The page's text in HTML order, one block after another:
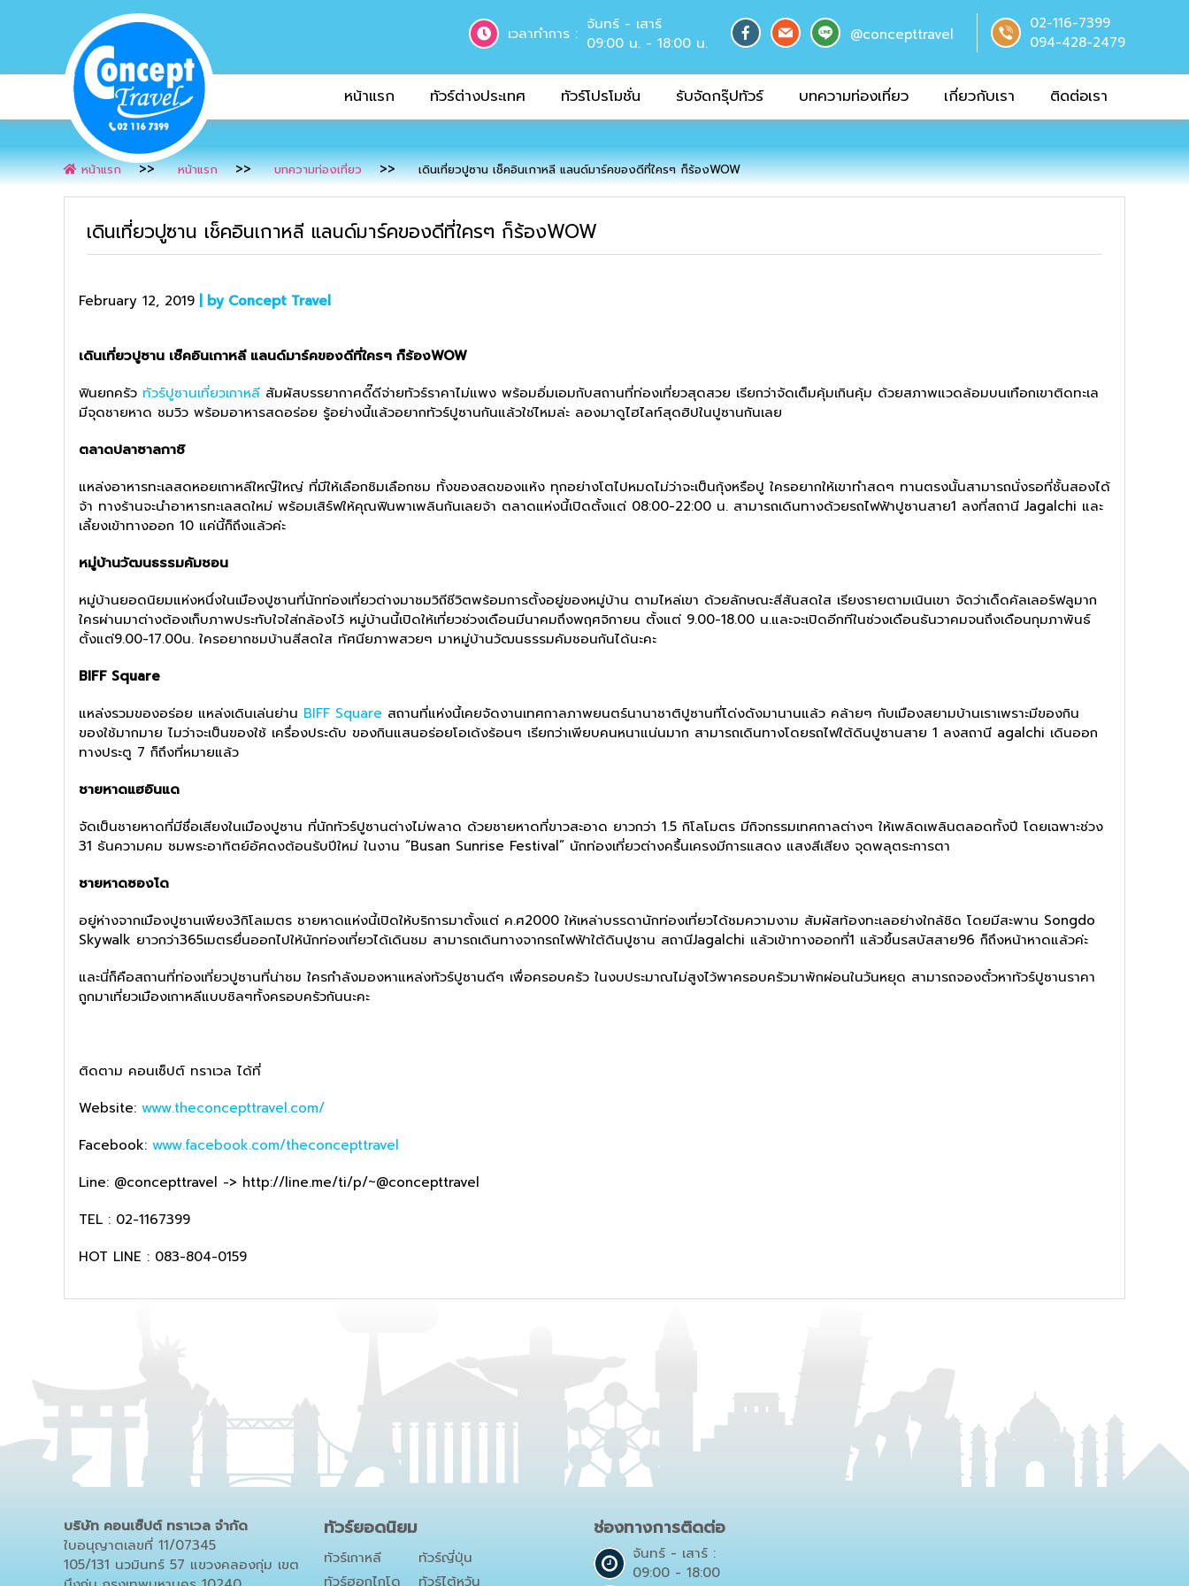
เวลาทำการ : จันทร์ - เสาร์
09:00 น. - 18:00 น.
@concepttravel
02-116-7399
094-428-2479
หน้าแรก ทัวร์ต่างประเทศ ทัวร์โปรโมชั่น รับจัดกรุ๊ปทัวร์ บทความท่องเที่ยว เกี่ยวกับเรา ติดต่อเรา
หน้าแรก หน้าแรก บทความท่องเที่ยว เดินเที่ยวปูซาน เช็คอินเกาหลี แลนด์มาร์คของดีที่ใครๆ ก็ร้องWOW
เดินเที่ยวปูซาน เช็คอินเกาหลี แลนด์มาร์คของดีที่ใครๆ ก็ร้องWOW
February 12, 2019 | by Concept Travel
เดินเที่ยวปูซาน เช็คอินเกาหลี แลนด์มาร์คของดีที่ใครๆ ก็ร้องWOW
ฟินยกครัว ทัวร์ปูซานเที่ยวเกาหลี สัมผัสบรรยากาศดี๊ดีจ่ายทัวร์ราคาไม่แพง พร้อมอิ่มเอมกับสถานที่ท่องเที่ยวสุดสวย เรียกว่าจัดเต็มคุ้มเกินคุ้ม ด้วยสภาพแวดล้อมบนเทือกเขาติดทะเล
มีจุดชายหาด ชมวิว พร้อมอาหารสดอร่อย รู้อย่างนี้แล้วอยากทัวร์ปูซานกันแล้วใช่ไหมล่ะ ลองมาดูไฮไลท์สุดฮิปในปูซานกันเลย
ตลาดปลาซาลกาชิ
แหล่งอาหารทะเลสดหอยเกาหลีใหญ๊ใหญ่ ที่มีให้เลือกชิมเลือกชม ทั้งของสดของแห้ง ทุกอย่างโตไปหมดไม่ว่าจะเป็นกุ้งหรือปู ใครอยากให้เขาทำสดๆ ทานตรงนั้นสามารถนั่งรอที่ชั้นสองได้
จ้า ทางร้านจะนำอาหารทะเลสดใหม่ พร้อมเสิร์ฟให้คุณฟินพาเพลินกันเลยจ้า ตลาดแห่งนี้เปิดตั้งแต่ 08:00-22:00 น. สามารถเดินทางด้วยรถไฟฟ้าปูซานสาย1 ลงที่สถานี Jagalchi และ
เลี้ยงเข้าทางออก 10 แค่นี้ก็ถึงแล้วค่ะ
หมู่บ้านวัฒนธรรมคัมชอน
หมู่บ้านยอดนิยมแห่งหนึ่งในเมืองปูซานที่นักท่องเที่ยวต่างมาชมวิถีชีวิตพร้อมการตั้งอยู่ของหมู่บ้าน ตามไหล่เขา ด้วยลักษณะสีสันสดใส เรียงรายตามเนินเขา จัดว่าเด็ดคัลเลอร์ฟลูมาก
ใครผ่านมาต่างต้องเก็บภาพประทับใจใส่กล้องไว้ หมู่บ้านนี้เปิดให้เที่ยวช่วงเดือนมีนาคมถึงพฤศจิกายน ตั้งแต่ 9.00-18.00 น.และจะเปิดอีกทีในช่วงเดือนธันวาคมจนถึงเดือนกุมภาพันธ์
ตั้งแต่9.00-17.00น. ใครอยากชมบ้านสีสดใส ทัศนียภาพสวยๆ มาหมู่บ้านวัฒนธรรมคัมชอนกันได้นะคะ
BIFF Square
แหล่งรวมของอร่อย แหล่งเดินเล่นย่าน BIFF Square สถานที่แห่งนี้เคยจัดงานเทศกาลภาพยนตร์นานาชาติปูซานที่โด่งดังมานานแล้ว คล้ายๆ กับเมืองสยามบ้านเราเพราะมีของกิน
ของใช้มากมาย ไมว่าจะเป็นของใช้ เครื่องประดับ ของกินแสนอร่อยโอเด้งร้อนๆ เรียกว่าเพียบคนหนาแน่นมาก สามารถเดินทางโดยรถไฟใต้ดินปูซานสาย 1 ลงสถานี agalchi เดินออก
ทางประตู 7 ก็ถึงที่หมายแล้ว
ชายหาดแฮอินแด
จัดเป็นชายหาดที่มีชื่อเสียงในเมืองปูซาน ที่นักทัวร์ปูซานต่างไม่พลาด ด้วยชายหาดที่ขาวสะอาด ยาวกว่า 1.5 กิโลโมตร มีกิจกรรมเทศกาลต่างๆ ให้เพลิดเพลินตลอดทั้งปี โดยเฉพาะช่วง
31 ธันความคม ชมพระอาทิตย์อัศดงต้อนรับปีใหม่ ในงาน “Busan Sunrise Festival” นักท่องเที่ยวต่างครื้นเครงมีการแสดง แสงสีเสียง จุดพลุตระการตา
ชายหาดซองโด
อยู่ห่างจากเมืองปูซานเพียง3กิโลเมตร ชายหาดแห่งนี้เปิดให้บริการมาตั้งแต่ ค.ศ2000 ให้เหล่าบรรดานักท่องเที่ยวได้ชมความงาม สัมผัสท้องทะเลอย่างใกล้ชิด โดยมีสะพาน Songdo
Skywalk ยาวกว่า365เมตรยื่นออกไปให้นักท่องเที่ยวได้เดินชม สามารถเดินทางจากรถไฟฟ้าใต้ดินปูซาน สถานีJagalchi แล้วเข้าทางออกที่1 แล้วขึ้นรสบัสสาย96 ก็ถึงหน้าหาดแล้วค่ะ
และนี่ก็คือสถานที่ท่องเที่ยวปูซานที่น่าชม ใครกำลังมองหาแหล่งทัวร์ปูซานดีๆ เพื่อครอบครัว ในงบประมาณไม่สูงไว้พาครอบครัวมาพักผ่อนในวันหยุด สามารถจองตั๋วหาทัวร์ปูซานราคา
ถูกมาเที่ยวเมืองเกาหลีแบบชิลๆทั้งครอบครัวกันนะคะ
ติดตาม คอนเซ็ปต์ ทราเวล ได้ที่
Website: www.theconcepttravel.com/
Facebook: www.facebook.com/theconcepttravel
Line: @concepttravel -> http://line.me/ti/p/~@concepttravel
TEL : 02-1167399
HOT LINE : 083-804-0159
บริษัท คอนเซ็ปต์ ทราเวล จำกัด
ใบอนุญาตเลขที่ 11/07345
105/131 นวมินทร์ 57 แขวงคลองกุ่ม เขต
ทัวร์ยอดนิยม
ทัวร์เกาหลี
ทัวร์ฮอกไกโด
ทัวร์ญี่ปุ่น
ทัวร์ไต้หวัน
ช่องทางการติดต่อ
จันทร์ - เสาร์ :
09:00 - 18:00